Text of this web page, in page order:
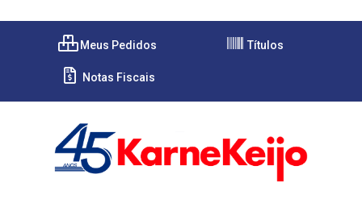
Meus Pedidos Títulos
Notas Fiscais